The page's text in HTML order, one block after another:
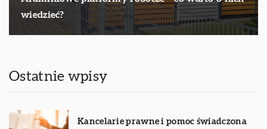
wiedzieć?
Ostatnie wpisy
Kancelarie prawne i pomoc świadczona